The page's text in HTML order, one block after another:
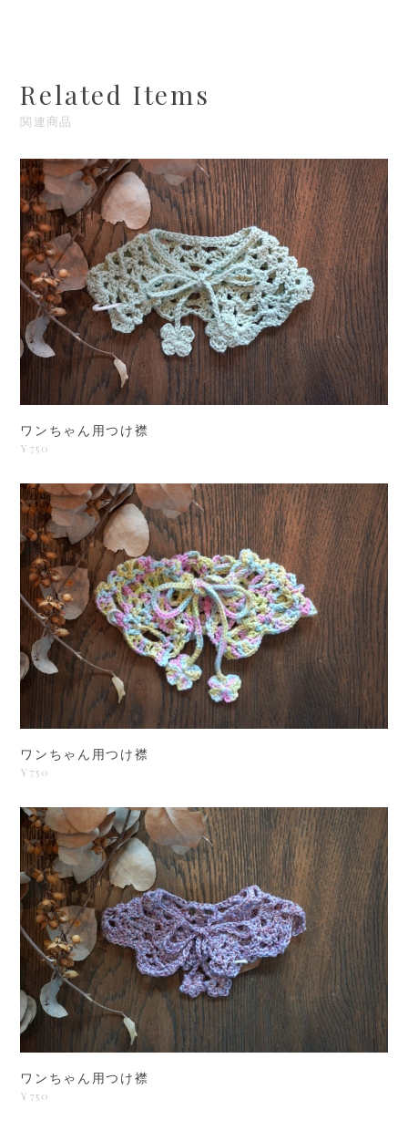
Related Items
関連商品
ワンちゃん用つけ襟
¥750
ワンちゃん用つけ襟
¥750
ワンちゃん用つけ襟
¥750